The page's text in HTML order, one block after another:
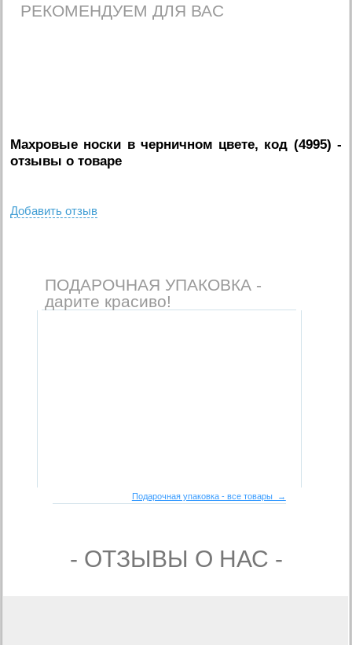
РЕКОМЕНДУЕМ ДЛЯ ВАС
Махровые носки в черничном цвете, код (4995) -
отзывы о товаре
Добавить отзыв
ПОДАРОЧНАЯ УПАКОВКА -
дарите красиво!
Подарочная упаковка - все товары →
- ОТЗЫВЫ О НАС -